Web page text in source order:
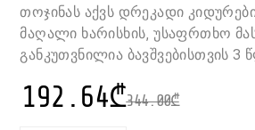
თოჯინას აქვს დრეკადი
მაღალი ხარისხის, უსაფრთხო
განკუთვნილია ბავშვებისთვის 3
344.00₾
192.64₾